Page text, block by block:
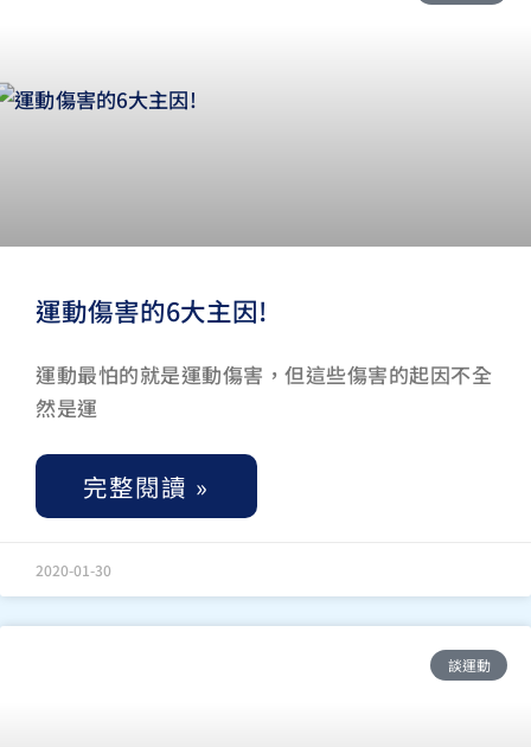
運動傷害的6大主因!
運動最怕的就是運動傷害，但這些傷害的起因不全
然是運
完整閱讀 »
2020-01-30
談運動